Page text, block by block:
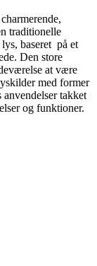
traditionelle
baseret på et
Den store
at være
med former
takket
og funktioner.